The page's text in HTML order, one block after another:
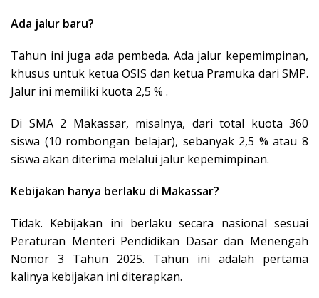
Ada jalur baru?
Tahun ini juga ada pembeda. Ada jalur kepemimpinan,
khusus untuk ketua OSIS dan ketua Pramuka dari SMP.
Jalur ini memiliki kuota 2,5 % .
Di SMA 2 Makassar, misalnya, dari total kuota 360
siswa (10 rombongan belajar), sebanyak 2,5 % atau 8
siswa akan diterima melalui jalur kepemimpinan.
Kebijakan hanya berlaku di Makassar?
Tidak. Kebijakan ini berlaku secara nasional sesuai
Peraturan Menteri Pendidikan Dasar dan Menengah
Nomor 3 Tahun 2025. Tahun ini adalah pertama
kalinya kebijakan ini diterapkan.